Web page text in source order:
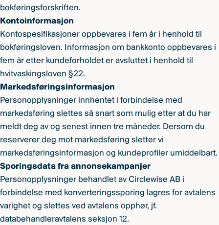
bokføringsforskriften.
Kontoinformasjon
Kontospesifikasjoner oppbevares i fem år i henhold til
bokføringsloven. Informasjon om bankkonto oppbevares i
fem år etter kundeforholdet er avsluttet i henhold til
hvitvaskingsloven §22.
Markedsføringsinformasjon
Personopplysninger innhentet i forbindelse med
markedsføring slettes så snart som mulig etter at du har
meldt deg av og senest innen tre måneder. Dersom du
reserverer deg mot markedsføring sletter vi
markedsføringsinformasjon og kundeprofiler umiddelbart.
Sporingsdata fra annonsekampanjer
Personopplysninger behandlet av Circlewise AB i
forbindelse med konverteringssporing lagres for avtalens
varighet og slettes ved avtalens opphør, jf.
databehandleravtalens seksjon 12.